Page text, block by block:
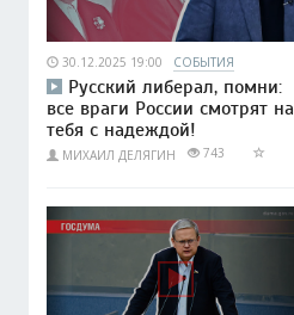
30.12.2025 19:00 СОБЫТИЯ
Русский либерал, помни:
все враги России смотрят на
тебя с надеждой!
МИХАИЛ ДЕЛЯГИН 743